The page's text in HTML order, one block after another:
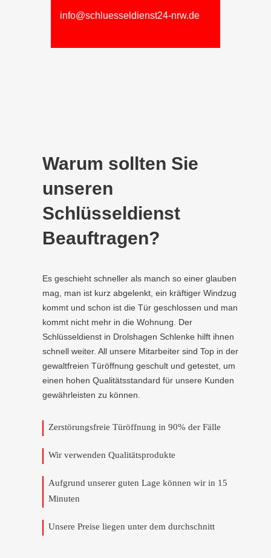
info@schluesseldienst24-nrw.de
Warum sollten Sie
unseren
Schlüsseldienst
Beauftragen?
Es geschieht schneller als manch so einer glauben
mag, man ist kurz abgelenkt, ein kräftiger Windzug
kommt und schon ist die Tür geschlossen und man
kommt nicht mehr in die Wohnung. Der
Schlüsseldienst in Drolshagen Schlenke hilft ihnen
schnell weiter. All unsere Mitarbeiter sind Top in der
gewaltfreien Türöffnung geschult und getestet, um
einen hohen Qualitätsstandard für unsere Kunden
gewährleisten zu können.
Zerstörungsfreie Türöffnung in 90% der Fälle
Wir verwenden Qualitätsprodukte
Aufgrund unserer guten Lage können wir in 15
Minuten
Unsere Preise liegen unter dem durchschnitt